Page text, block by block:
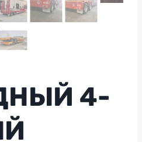
4-